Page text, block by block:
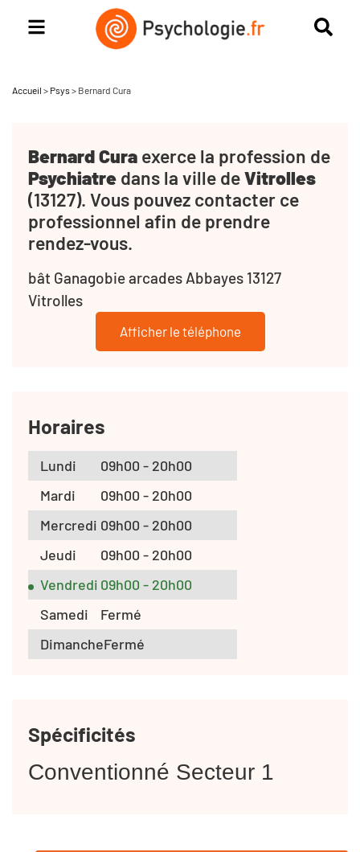
Accueil > Psys > Bernard Cura
Bernard Cura exerce la profession de
Psychiatre dans la ville deVitrolles
(13127). Vous pouvez contacter ce
professionnel afin de prendre
rendez-vous.
bât Ganagobie arcades Abbayes 13127
Vitrolles
Afficher le téléphone
Horaires
Lundi
09h00 - 20h00
Mardi
09h00 - 20h00
Mercredi 09h00 - 20h00
Jeudi
09h00 - 20h00
Vendredi 09h00 - 20h00
Samedi
Fermé
DimancheFermé
Spécificités
Conventionné Secteur 1